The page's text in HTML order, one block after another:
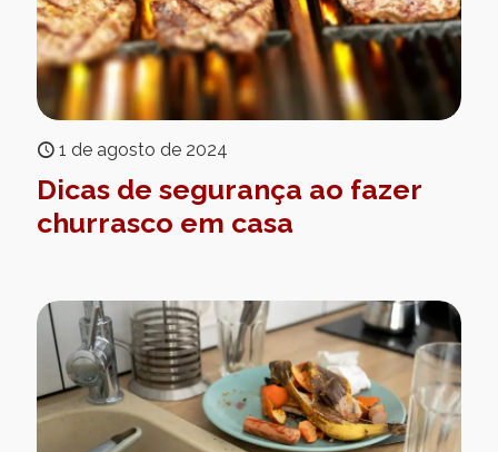
1 de agosto de 2024
Dicas de segurança ao fazer
churrasco em casa